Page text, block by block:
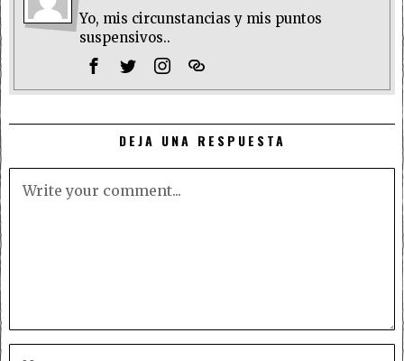
Yo, mis circunstancias y mis puntos
suspensivos..
DEJA UNA RESPUESTA